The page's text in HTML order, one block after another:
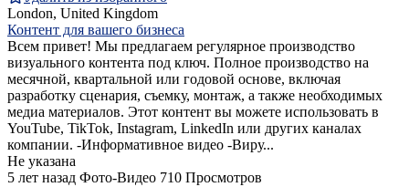
London, United Kingdom
Контент для вашего бизнеса
Всем привет! Мы предлагаем регулярное производство
визуального контента под ключ. Полное производство на
месячной, квартальной или годовой основе, включая
разработку сценария, съемку, монтаж, а также необходимых
медиа материалов. Этот контент вы можете использовать в
YouTube, TikTok, Instagram, LinkedIn или других каналах
компании. -Информативное видео -Виру...
Не указана
5 лет назад Фото-Видео 710 Просмотров